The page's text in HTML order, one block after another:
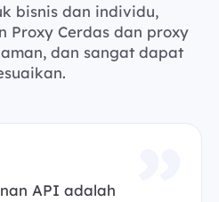
bisnis dan individu,
Proxy Cerdas dan proxy
dan sangat dapat
API adalah